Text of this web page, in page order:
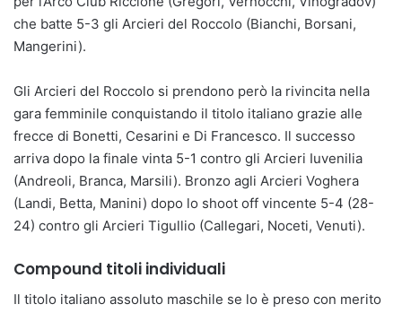
che batte 5-3 gli Arcieri del Roccolo (Bianchi, Borsani,
Mangerini).
Gli Arcieri del Roccolo si prendono però la rivincita nella
gara femminile conquistando il titolo italiano grazie alle
frecce di Bonetti, Cesarini e Di Francesco. Il successo
arriva dopo la finale vinta 5-1 contro gli Arcieri Iuvenilia
(Andreoli, Branca, Marsili). Bronzo agli Arcieri Voghera
(Landi, Betta, Manini) dopo lo shoot off vincente 5-4 (28-
24) contro gli Arcieri Tigullio (Callegari, Noceti, Venuti).
Compound titoli individuali
Il titolo italiano assoluto maschile se lo è preso con merito